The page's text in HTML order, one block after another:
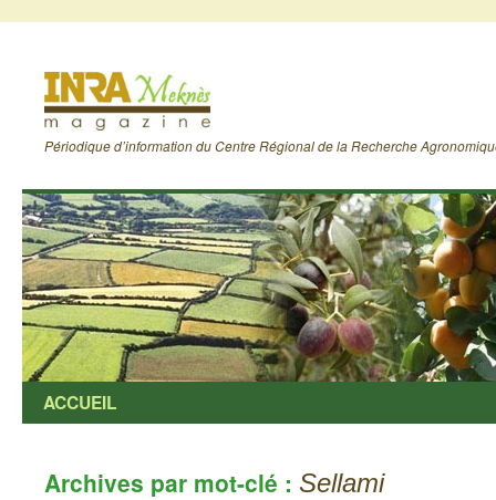
Périodique d’information du Centre Régional de la Recherche
ACCUEIL
Archives par mot-clé : Sellami